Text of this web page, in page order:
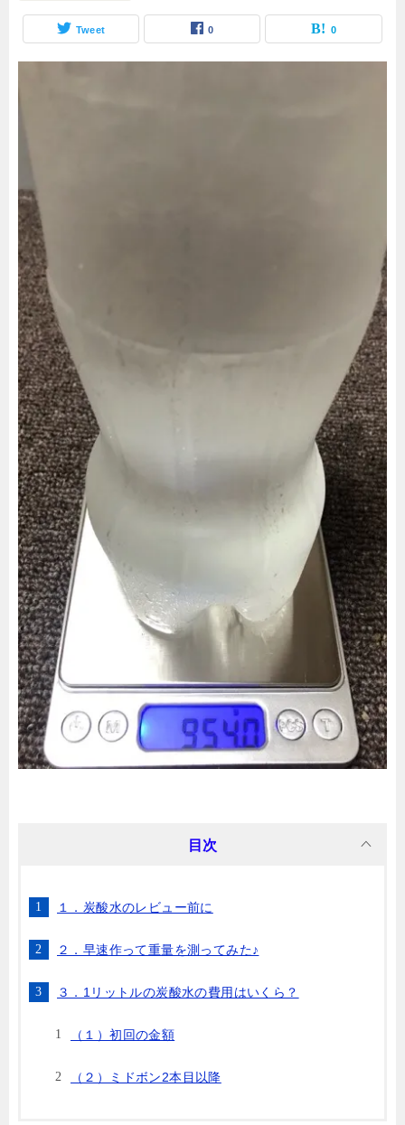
Tweet 0 0
目次
１．炭酸水のレビュー前に
２．早速作って重量を測ってみた♪
３．1リットルの炭酸水の費用はいくら？
（１）初回の金額
（２）ミドボン2本目以降